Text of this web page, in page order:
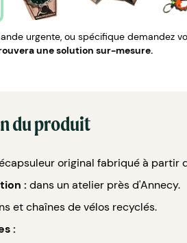
urgente, ou spécifique demandez
une solution sur-mesure.
du produit
original fabriqué à partir
: dans un atelier près d'Annecy.
et chaînes de vélos recyclés.
: